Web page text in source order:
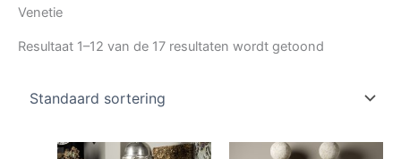
Venetie
Resultaat 1–12 van de 17 resultaten wordt getoond